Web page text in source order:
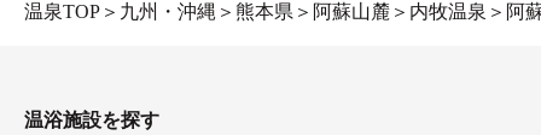
温泉TOP ＞ 九州・沖縄 ＞ 熊本県 ＞ 阿蘇山麓 ＞ 内牧温泉 ＞ 阿
温浴施設を探す